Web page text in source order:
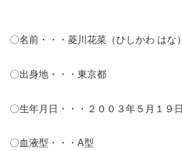
〇名前・・・菱川花菜（ひしかわ はな）
〇出身地・・・東京都
〇生年月日・・・２００３年５月１９日
〇血液型・・・A型